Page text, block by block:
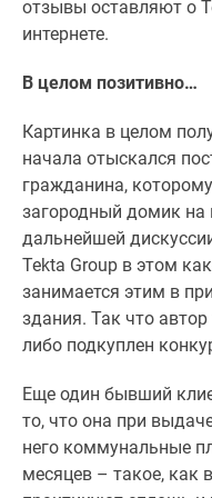
Дзен
места
#траншевая
ипотека
#рассрочка
ИТ-
ипотека
Квартиры
скидками
Видео
360°
новостроек
Субсидированная
отзывы оставляют о
интернете.
В целом позитивно…
Картинка в целом
начала отыскался
гражданина,
загородный домик на
дальнейшей
Tekta Group в этом
занимается этим в
здания. Так что
либо подкуплен
Еще один бывший
то, что она при
него коммунальные
месяцев – такое, как